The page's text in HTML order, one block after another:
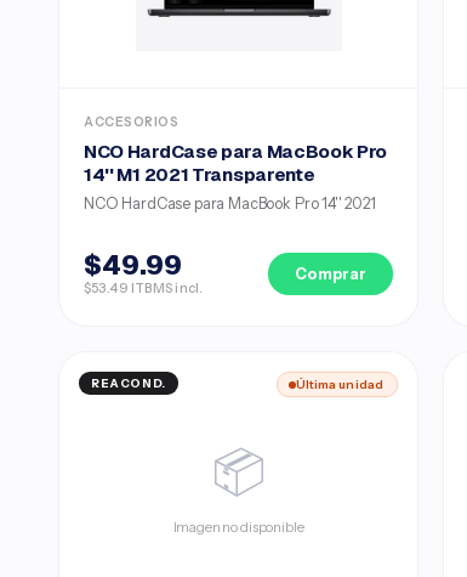
ACCESORIOS
NCO HardCase para MacBook Pro
14'' M1 2021 Transparente
NCO HardCase para MacBook Pro 14'' 2021
$49.99
$53.49 ITBMS incl.
Comprar
REACOND. Última unidad
📦
Imagen no disponible